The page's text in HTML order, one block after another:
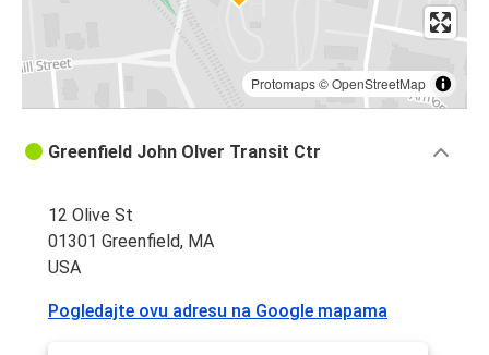
Protomaps©OpenStreetMap
Greenfield John Olver Transit Ctr
12 Olive St
01301 Greenfield, MA
USA
Pogledajte ovu adresu na Google mapama